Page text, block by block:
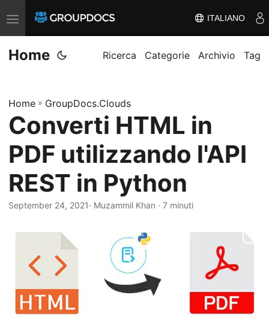
A
t
t
a
/
d
i
s
a
t
ITALIANO
Home Ricerca Categorie Archivio Tag
Home » GroupDocs.Clouds
Converti HTML in
PDF utilizzando l'API
REST in Python
September 24, 2021· Muzammil Khan · 7 minuti